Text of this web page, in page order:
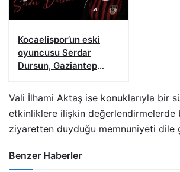
Kocaelispor’un eski
oyuncusu Serdar
Dursun, Gaziantep
Vali İlhami Aktaş ise konuklarıyla bir
etkinliklere ilişkin değerlendirmelerde
ziyaretten duyduğu memnuniyeti dile
Benzer Haberler